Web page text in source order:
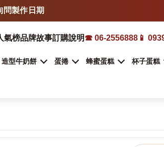
確認製作方式
類型安排
氣榜品牌故事訂購說明☎ 06-2556888 📱
造型牛奶餅 蛋捲 蜂蜜蛋糕 杯子蛋糕